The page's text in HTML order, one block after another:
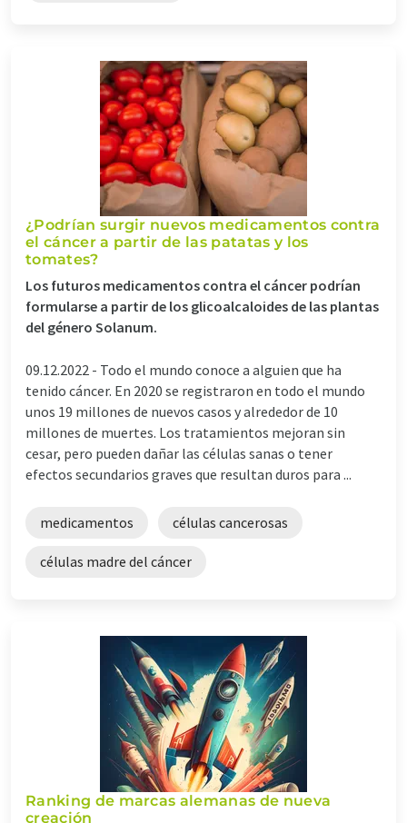
¿Podrían surgir nuevos medicamentos contra
el cáncer a partir de las patatas y los
tomates?
Los futuros medicamentos contra el cáncer podrían
formularse a partir de los glicoalcaloides de las plantas
del género Solanum.
09.12.2022 - Todo el mundo conoce a alguien que ha
tenido cáncer. En 2020 se registraron en todo el mundo
unos 19 millones de nuevos casos y alrededor de 10
millones de muertes. Los tratamientos mejoran sin
cesar, pero pueden dañar las células sanas o tener
efectos secundarios graves que resultan duros para ...
medicamentos células cancerosas
células madre del cáncer
Ranking de marcas alemanas de nueva
creación